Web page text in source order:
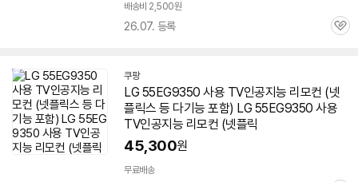
배송비 2,500원
26.07. 등록
관
쿠팡
LG 55EG9350 사용 TV인공지능 리모컨 (넷
플릭스 등 다기능 포함) LG 55EG9350 사용
TV인공지능 리모컨 (넷플릭
45,300원
무료배송